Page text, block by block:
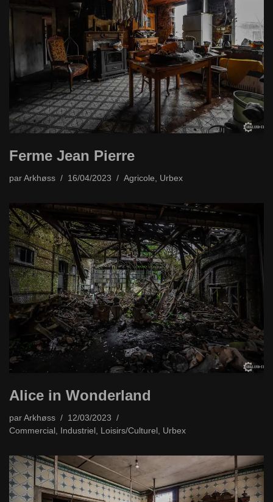
Ferme Jean Pierre
par Arkhøss 16/04/2023 Agricole Urbex
Alice in Wonderland
par Arkhøss
12/03/2023
Commercial , Industriel , Loisirs/Culturel , Urbex